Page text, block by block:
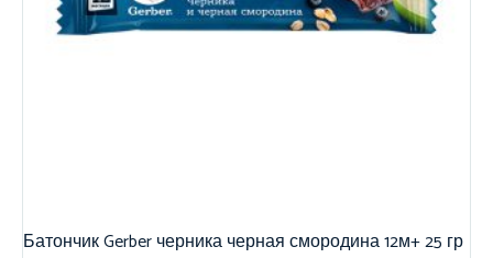
Батончик Gerber черника черная смородина 12м+ 25 гр